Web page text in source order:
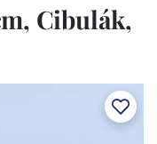
Cibulák,